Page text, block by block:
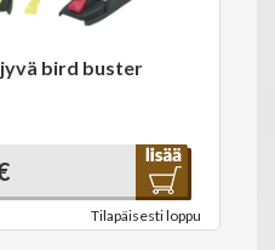
bird buster
Tilapäisesti loppu